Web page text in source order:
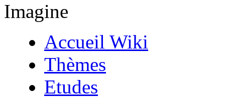
Imagine
Accueil Wiki
Thèmes
Etudes